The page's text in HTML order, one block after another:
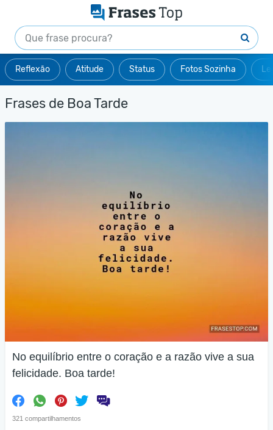
Reflexão Atitude Status Fotos Sozinha
Frases de Boa Tarde
No equilíbrio entre o coração e a razão vive a sua
felicidade. Boa tarde!
321 compartilhamentos